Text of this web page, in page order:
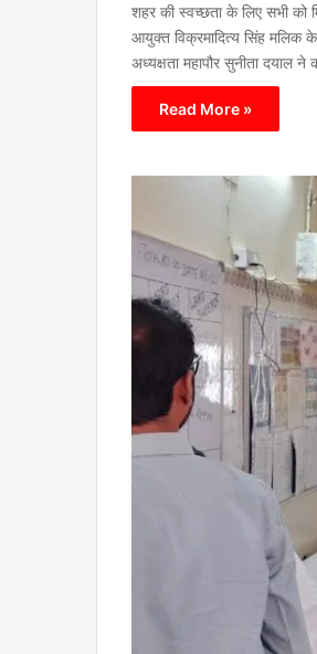
शहर की स्वच्छता के लिए सभी को
आयुक्त विक्रमादित्य सिंह मलिक
अध्यक्षता महापौर सुनीता दयाल
Read More »